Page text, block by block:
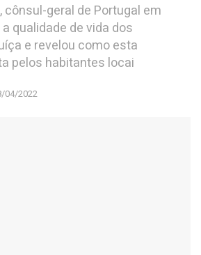
cônsul-geral de Portugal em
qualidade de vida dos
e revelou como esta
pelos habitantes locai
04/2022